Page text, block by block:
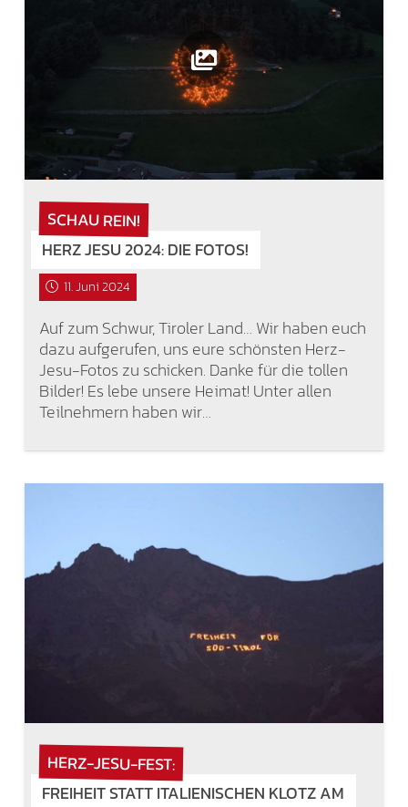
SCHAU REIN!
HERZ JESU 2024: DIE FOTOS!
11. Juni 2024
Auf zum Schwur, Tiroler Land… Wir haben euch
dazu aufgerufen, uns eure schönsten Herz-
Jesu-Fotos zu schicken. Danke für die tollen
Bilder! Es lebe unsere Heimat! Unter allen
Teilnehmern haben wir…
HERZ-JESU-FEST:
FREIHEIT STATT ITALIENISCHEN KLOTZ AM